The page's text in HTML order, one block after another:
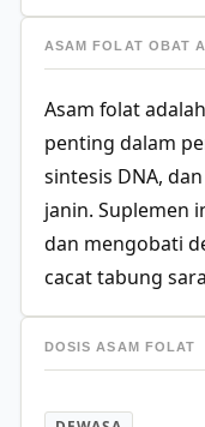
ASAM FOLAT OBAT
Asam folat
penting dalam
sintesis DNA,
janin. Suplemen
dan mengobati
cacat tabung
DOSIS ASAM FOLAT